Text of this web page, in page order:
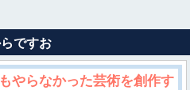
ですお
やらなかった芸術を創作す